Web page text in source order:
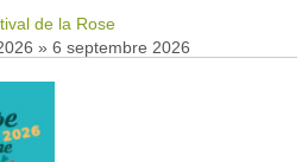
de la Rose
» 6 septembre 2026